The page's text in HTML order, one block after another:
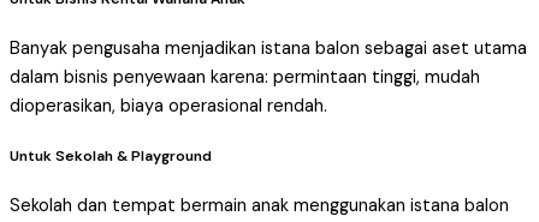
Banyak pengusaha menjadikan istana balon sebagai aset utama
dalam bisnis penyewaan karena: permintaan tinggi, mudah
dioperasikan, biaya operasional rendah.
Untuk Sekolah & Playground
Sekolah dan tempat bermain anak menggunakan istana balon